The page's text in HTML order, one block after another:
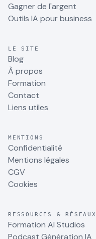
Gagner de l'argent
Outils IA pour business
LE SITE
Blog
À propos
Formation
Contact
Liens utiles
MENTIONS
Confidentialité
Mentions légales
CGV
Cookies
RESSOURCES & RÉSEAUX
Formation AI Studios
Podcast Génération IA